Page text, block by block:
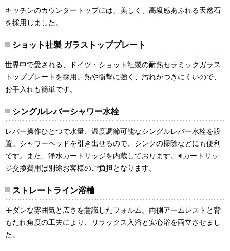
キッチンのカウンタートップには、美しく、高級感あふれる天然石
を採用しました。
ショット社製 ガラストッププレート
世界中で愛される、ドイツ・ショット社製の耐熱セラミックガラス
トッププレートを採用。熱や衝撃に強く、汚れがつきにくいので、
お手入れも簡単です。
シングルレバーシャワー水栓
レバー操作ひとつで水量、温度調節可能なシングルレバー水栓を設
置。シャワーヘッドを引き出せるので、シンクの掃除などにも便利
です。また、浄水カートリッジを内蔵しております。※カートリッ
ジ交換費用は別途お客様のご負担となります。
ストレートライン浴槽
モダンな雰囲気と広さを意識したフォルム。両側アームレストと背
もたれ角度の工夫により、リラックス入浴と安心浴を両立させまし
た。